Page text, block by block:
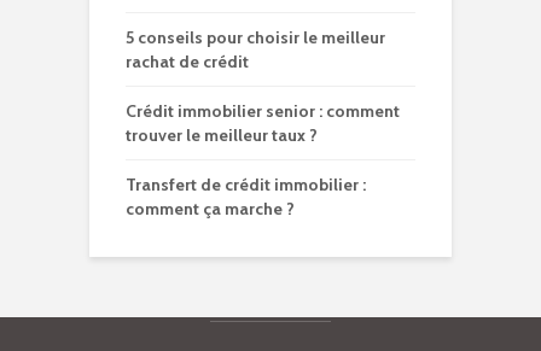
5 conseils pour choisir le meilleur
rachat de crédit
Crédit immobilier senior : comment
trouver le meilleur taux ?
Transfert de crédit immobilier :
comment ça marche ?